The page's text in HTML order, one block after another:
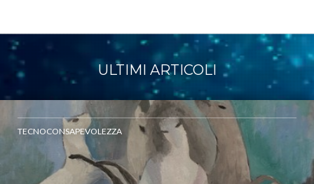
ULTIMI ARTICOLI
TECNOCONSAPEVOLEZZA